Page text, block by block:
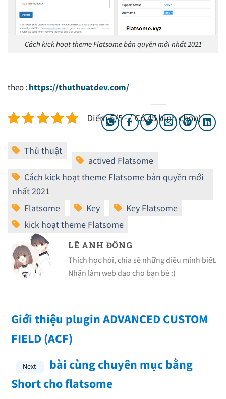
Cách kick hoạt theme Flatsome bản quyền mới nhất 2021
theo : https://thuthuatdev.com/
Điểm 5/5 - ( Có 45 bình chọn)
LÊ ANH ĐÔNG
Thích học hỏi, chia sẽ những điều minh biết.
Nhận làm web dạo cho bạn bè :)
Giới thiệu plugin ADVANCED CUSTOM
FIELD (ACF)
bài cùng chuyên mục bằng
Short cho flatsome